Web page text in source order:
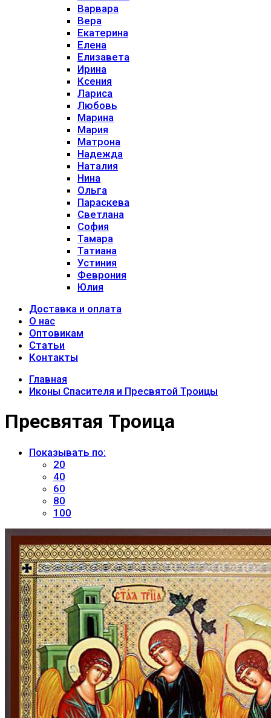
Варвара
Вера
Екатерина
Елена
Елизавета
Ирина
Ксения
Лариса
Любовь
Марина
Мария
Матрона
Надежда
Наталия
Нина
Ольга
Параскева
Светлана
София
Тамара
Татиана
Устиния
Феврония
Юлия
Доставка и оплата
О нас
Оптовикам
Статьи
Контакты
Главная
Иконы Спасителя и Пресвятой Троицы
Пресвятая Троица
Показывать по:
20
40
60
80
100